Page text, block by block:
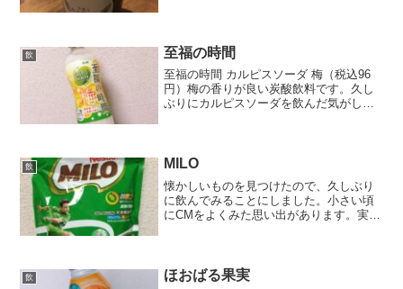
ク...
飲 至福の時間
至福の時間 カルピスソーダ 梅（税込96
円）梅の香りが良い炭酸飲料です。久し
ぶりにカルピスソーダを飲んだ気がしま
（CALPIS ...
飲 MILO
懐かしいものを見つけたので、久しぶり
に飲んでみることにしました。小さい頃
にCMをよくみた思い出があります。実際
ンスが考えられた飲み物...
飲 ほおばる果実